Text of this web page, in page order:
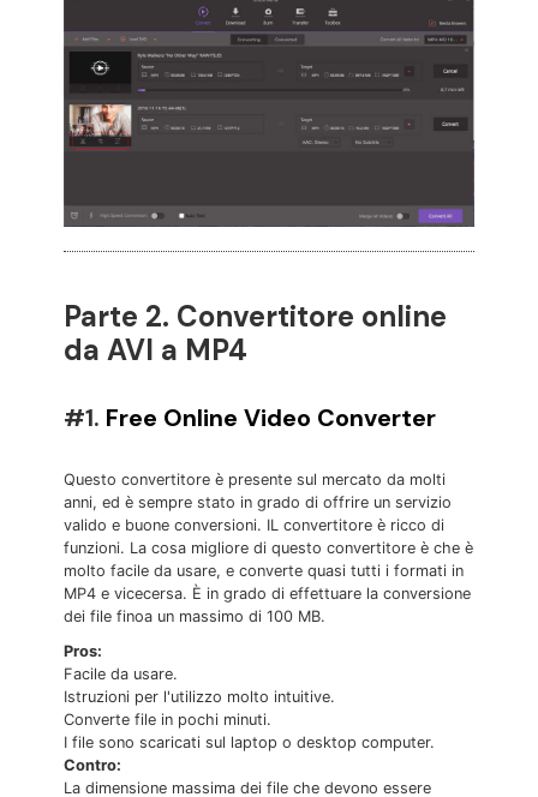
Parte 2. Convertitore online
da AVI a MP4
#1. Free Online Video Converter
Questo convertitore è presente sul mercato da molti
anni, ed è sempre stato in grado di offrire un servizio
valido e buone conversioni. IL convertitore è ricco di
funzioni. La cosa migliore di questo convertitore è che è
molto facile da usare, e converte quasi tutti i formati in
MP4 e vicecersa. È in grado di effettuare la conversione
dei file finoa un massimo di 100 MB.
Pros:
Facile da usare.
Istruzioni per l'utilizzo molto intuitive.
Converte file in pochi minuti.
I file sono scaricati sul laptop o desktop computer.
Contro:
La dimensione massima dei file che devono essere